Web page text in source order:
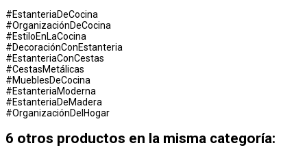
#EstanteriaDeCocina
#OrganizaciónDeCocina
#EstiloEnLaCocina
#DecoraciónConEstanteria
#EstanteriaConCestas
#CestasMetálicas
#MueblesDeCocina
#EstanteriaModerna
#EstanteriaDeMadera
#OrganizaciónDelHogar
6 otros productos en la misma categoría: